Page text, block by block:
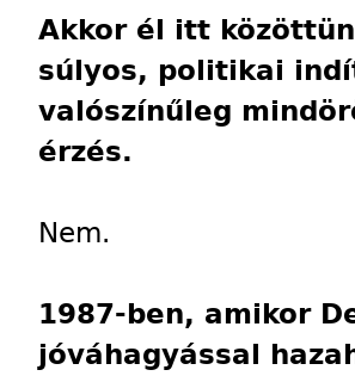
Akkor él itt
súlyos, politikai
valószínűleg
érzés.
Nem.
1987-ben, amikor
jóváhagyással